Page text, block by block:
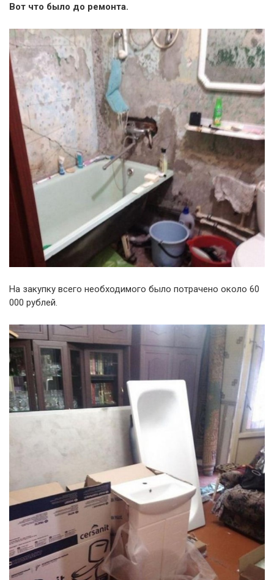
Вот что было до ремонта.
На закупку всего необходимого было потрачено около 60
000 рублей.